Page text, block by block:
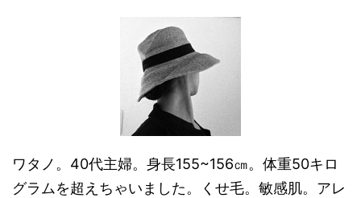
ワタノ。40代主婦。身長155~156㎝。体重50キロ
グラムを超えちゃいました。くせ毛。敏感肌。アレ